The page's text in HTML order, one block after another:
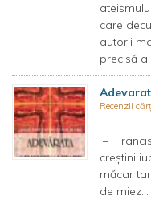
care
autorii
precisă
Recenzii
–
creştini
măcar
de miez...